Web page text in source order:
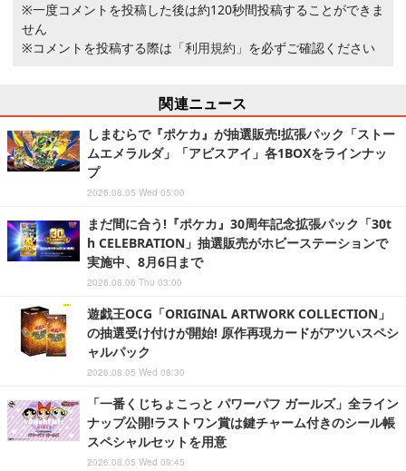
※一度コメントを投稿した後は約120秒間投稿することができま
せん
※コメントを投稿する際は 「利用規約」 を必ずご確認ください
関連ニュース
しまむらで『ポケカ』が抽選販売!拡張パック「ストー
ムエメラルダ」「アビスアイ」各1BOXをラインナッ
プ
2026.08.05 Wed 05:00
まだ間に合う!『ポケカ』30周年記念拡張パック「30t
h CELEBRATION」抽選販売がホビーステーションで
実施中、8月6日まで
2026.08.06 Thu 03:00
遊戯王OCG「ORIGINAL ARTWORK COLLECTION」
の抽選受け付けが開始! 原作再現カードがアツいスペシ
ャルパック
2026.08.05 Wed 08:30
「一番くじちょこっと パワーパフ ガールズ」全ライン
ナップ公開!ラストワン賞は鍵チャーム付きのシール帳
スペシャルセットを用意
2026.08.05 Wed 09:45